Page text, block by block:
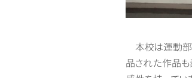
本校は運動部
品された作品も